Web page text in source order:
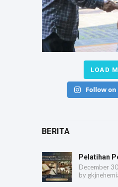
LOAD
Follow
BERITA
Pelatihan
December
by